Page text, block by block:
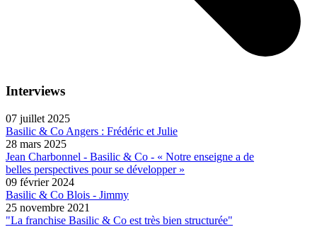
Interviews
07 juillet 2025
Basilic & Co Angers : Frédéric et Julie
28 mars 2025
Jean Charbonnel - Basilic & Co - « Notre enseigne a de
belles perspectives pour se développer »
09 février 2024
Basilic & Co Blois - Jimmy
25 novembre 2021
"La franchise Basilic & Co est très bien structurée"